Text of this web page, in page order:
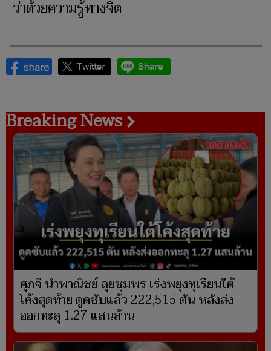
ว่าด้วยความรู้ทางจิต
Breaking News
ศุภจี นำพาณิชย์ ลุยชุมพร เร่งพยุงทุเรียนใต้
โค้งสุดท้าย ดูดซับแล้ว 222,515 ตัน หลังส่ง
ออกทะลุ 1.27 แสนล้าน